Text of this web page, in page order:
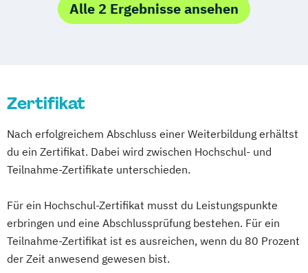
Sport- und Gesundheitstourismus
Staatlich geprüfter Hotelbetriebswirt
Alle 2 Ergebnisse ansehen
Zertifikat
Nach erfolgreichem Abschluss einer Weiterbildung erhältst
du ein Zertifikat. Dabei wird zwischen Hochschul- und
Teilnahme-Zertifikate unterschieden.
Für ein Hochschul-Zertifikat musst du Leistungspunkte
erbringen und eine Abschlussprüfung bestehen. Für ein
Teilnahme-Zertifikat ist es ausreichen, wenn du 80 Prozent
der Zeit anwesend gewesen bist.